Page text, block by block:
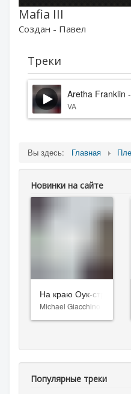
Mafia III
Создан - Павел
Треки
Aretha Franklin
VA
Вы здесь: Главная
Новинки на сайте
На краю Оук-стрит
Michael Giacchino
Популярные треки